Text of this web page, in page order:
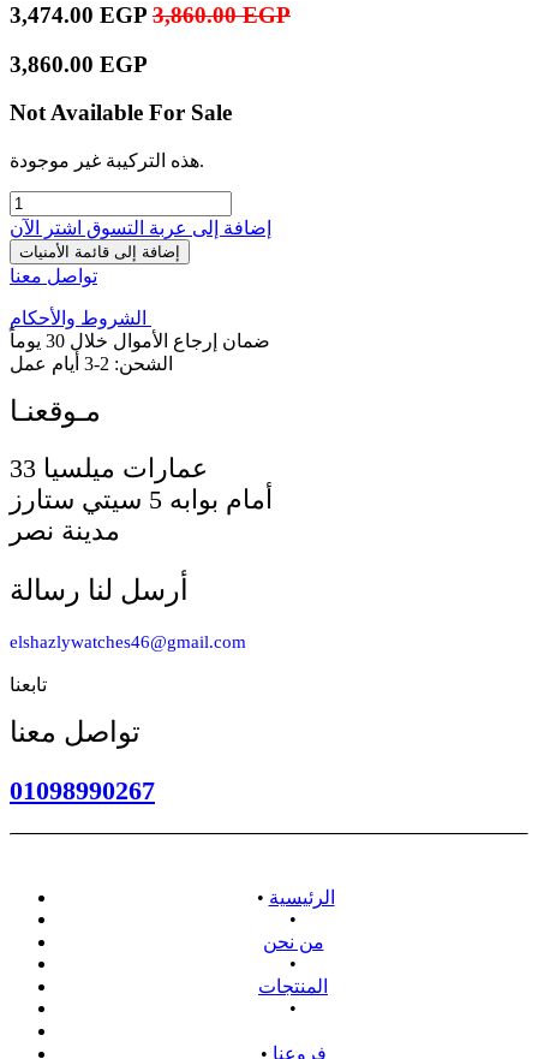
3,474.00 EGP 3,860.00EGP
3,860.00 EGP
Not Available For Sale
هذه التركيبة غير موجودة.
إضافة إلى عربة التسوق اشترِ الآن
إضافة إلى قائمة الأمنيات
تواصل معنا
الشروط والأحكام
ضمان إرجاع الأموال خلال 30 يوماً
الشحن: 2-3 أيام عمل
أمام بوابه 5 سيتي ستارز
مدينة نصر
أرسل لنا رسالة
elshazlywatches46@gmail.com
تابعنا
تواصل معنا
01098990267
• الرئيسية
•
من نحن
•
المنتجات
•
• فروعنا